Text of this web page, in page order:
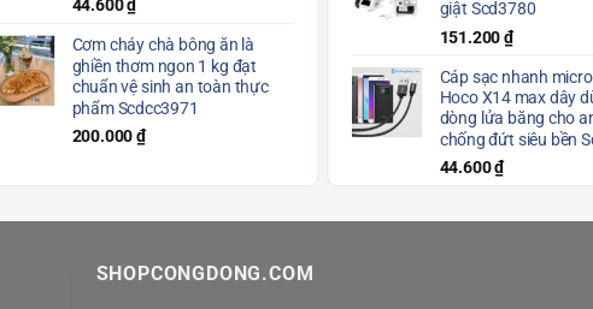
44.600₫
Cơm cháy chà bông ăn là
ghiền thơm ngon 1 kg đạt
chuẩn vệ sinh an toàn thực
phẩm Scdcc3971
200.000₫
giật Scd3780
151.200₫
Cáp sạc nhanh
Hoco X14 max dây
dòng lửa băng cho
chống đứt siêu bền
44.600₫
SHOPCONGDONG.COM